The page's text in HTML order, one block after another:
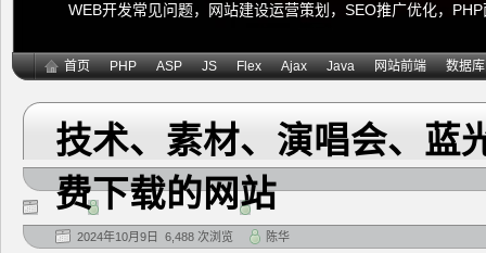
WEB开发常见问题，网站建设运营策划，SEO推广优化，
首页 PHP ASP JS Flex Ajax Java 网站前端 数据库
技术、素材、演唱会、蓝
费下载的网站
2024年10月9日 6,488 次浏览 陈华